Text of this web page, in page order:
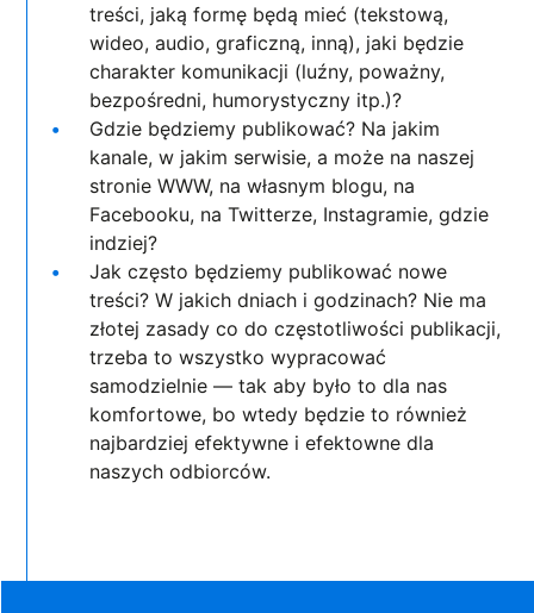
treści, jaką formę będą mieć (tekstową,
wideo, audio, graficzną, inną), jaki będzie
charakter komunikacji (luźny, poważny,
bezpośredni, humorystyczny itp.)?
Gdzie będziemy publikować? Na jakim
kanale, w jakim serwisie, a może na naszej
stronie WWW, na własnym blogu, na
Facebooku, na Twitterze, Instagramie, gdzie
indziej?
Jak często będziemy publikować nowe
treści? W jakich dniach i godzinach? Nie ma
złotej zasady co do częstotliwości publikacji,
trzeba to wszystko wypracować
samodzielnie — tak aby było to dla nas
komfortowe, bo wtedy będzie to również
najbardziej efektywne i efektowne dla
naszych odbiorców.